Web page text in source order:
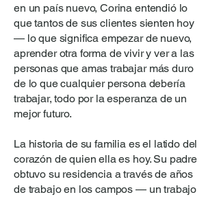
en un país nuevo, Corina entendió lo
que tantos de sus clientes sienten hoy
— lo que significa empezar de nuevo,
aprender otra forma de vivir y ver a las
personas que amas trabajar más duro
de lo que cualquier persona debería
trabajar, todo por la esperanza de un
mejor futuro.
La historia de su familia es el latido del
corazón de quien ella es hoy. Su padre
obtuvo su residencia a través de años
de trabajo en los campos — un trabajo